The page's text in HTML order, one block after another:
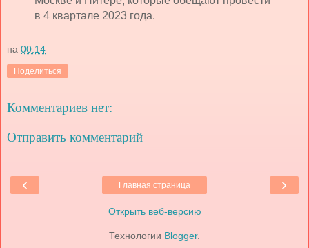
в 4 квартале 2023 года.
на 00:14
Поделиться
Комментариев нет:
Отправить комментарий
‹ ›
Главная страница
Открыть веб-версию
Технологии Blogger.